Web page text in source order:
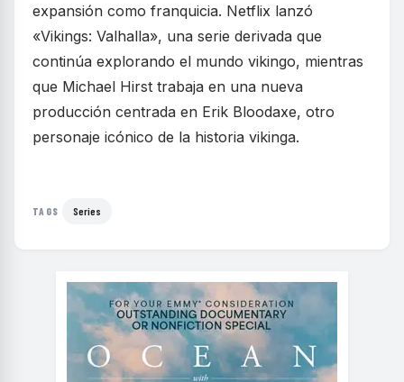
expansión como franquicia. Netflix lanzó
«Vikings: Valhalla», una serie derivada que
continúa explorando el mundo vikingo, mientras
que Michael Hirst trabaja en una nueva
producción centrada en Erik Bloodaxe, otro
personaje icónico de la historia vikinga.
TAGS Series